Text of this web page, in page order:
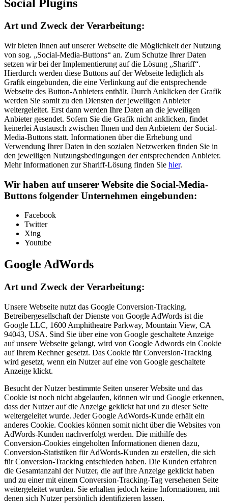
Social Plugins
Art und Zweck der Verarbeitung:
Wir bieten Ihnen auf unserer Webseite die Möglichkeit der Nutzung
von sog. „Social-Media-Buttons“ an. Zum Schutze Ihrer Daten
setzen wir bei der Implementierung auf die Lösung „Shariff“.
Hierdurch werden diese Buttons auf der Webseite lediglich als
Grafik eingebunden, die eine Verlinkung auf die entsprechende
Webseite des Button-Anbieters enthält. Durch Anklicken der Grafik
werden Sie somit zu den Diensten der jeweiligen Anbieter
weitergeleitet. Erst dann werden Ihre Daten an die jeweiligen
Anbieter gesendet. Sofern Sie die Grafik nicht anklicken, findet
keinerlei Austausch zwischen Ihnen und den Anbietern der Social-
Media-Buttons statt. Informationen über die Erhebung und
Verwendung Ihrer Daten in den sozialen Netzwerken finden Sie in
den jeweiligen Nutzungsbedingungen der entsprechenden Anbieter.
Mehr Informationen zur Shariff-Lösung finden Sie hier.
Wir haben auf unserer Website die Social-Media-
Buttons folgender Unternehmen eingebunden:
Facebook
Twitter
Xing
Youtube
Google AdWords
Art und Zweck der Verarbeitung:
Unsere Webseite nutzt das Google Conversion-Tracking.
Betreibergesellschaft der Dienste von Google AdWords ist die
Google LLC, 1600 Amphitheatre Parkway, Mountain View, CA
94043, USA. Sind Sie über eine von Google geschaltete Anzeige
auf unsere Webseite gelangt, wird von Google Adwords ein Cookie
auf Ihrem Rechner gesetzt. Das Cookie für Conversion-Tracking
wird gesetzt, wenn ein Nutzer auf eine von Google geschaltete
Anzeige klickt.
Besucht der Nutzer bestimmte Seiten unserer Website und das
Cookie ist noch nicht abgelaufen, können wir und Google erkennen,
dass der Nutzer auf die Anzeige geklickt hat und zu dieser Seite
weitergeleitet wurde. Jeder Google AdWords-Kunde erhält ein
anderes Cookie. Cookies können somit nicht über die Websites von
AdWords-Kunden nachverfolgt werden. Die mithilfe des
Conversion-Cookies eingeholten Informationen dienen dazu,
Conversion-Statistiken für AdWords-Kunden zu erstellen, die sich
für Conversion-Tracking entschieden haben. Die Kunden erfahren
die Gesamtanzahl der Nutzer, die auf ihre Anzeige geklickt haben
und zu einer mit einem Conversion-Tracking-Tag versehenen Seite
weitergeleitet wurden. Sie erhalten jedoch keine Informationen, mit
denen sich Nutzer persönlich identifizieren lassen.